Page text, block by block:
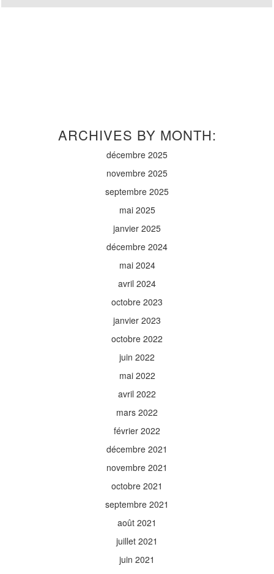
ARCHIVES BY MONTH:
décembre 2025
novembre 2025
septembre 2025
mai 2025
janvier 2025
décembre 2024
mai 2024
avril 2024
octobre 2023
janvier 2023
octobre 2022
juin 2022
mai 2022
avril 2022
mars 2022
février 2022
décembre 2021
novembre 2021
octobre 2021
septembre 2021
août 2021
juillet 2021
juin 2021